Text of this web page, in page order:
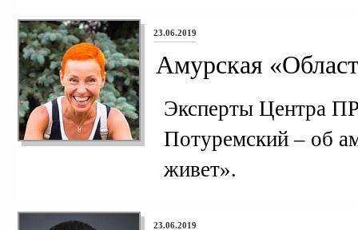
23.06.2019
Амурская
Эксперты Центра
Потуремский – об
живет».
23.06.2019